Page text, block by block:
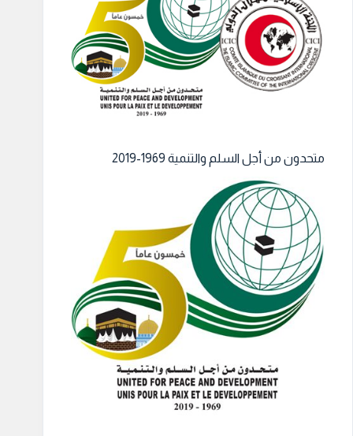
متحدون من أجل السلم والتنمية 1969-2019